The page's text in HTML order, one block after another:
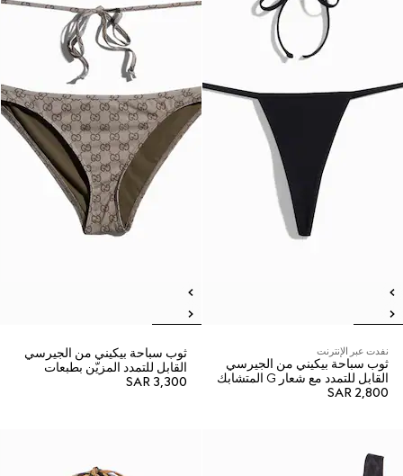
نفدت عبر الإنترنت
ثوب سباحة بيكيني من الجيرسي
القابل للتمدد مع شعار G المتشابك
SAR 2,800
ثوب سباحة بيكيني من الجيرسي
القابل للتمدد المزيّن بطبعات
SAR 3,300